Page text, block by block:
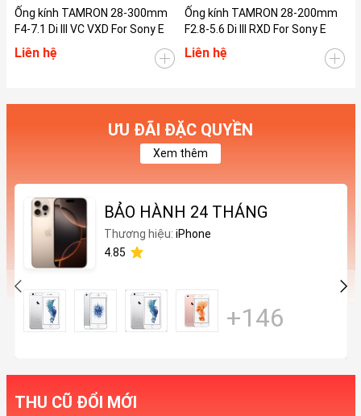
Ống kính TAMRON 28-300mm
F4-7.1 Di III VC VXD For Sony E
Liên hệ
Ống kính TAMRON 28-200mm
F2.8-5.6 Di III RXD For Sony E
Liên hệ
ƯU ĐÃI ĐẶC QUYỀN
Xem thêm
BẢO HÀNH 24 THÁNG
Thương hiệu: iPhone
4.85
+146
THU CŨ ĐỔI MỚI